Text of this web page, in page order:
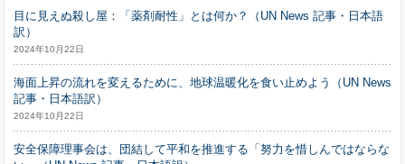
目に見えぬ殺し屋：「薬剤耐性」とは何か？（UN News 記事・日本語
訳）
2024年10月22日
海面上昇の流れを変えるために、地球温暖化を食い止めよう（UN News
記事・日本語訳）
2024年10月22日
安全保障理事会は、団結して平和を推進する「努力を惜しんではならな